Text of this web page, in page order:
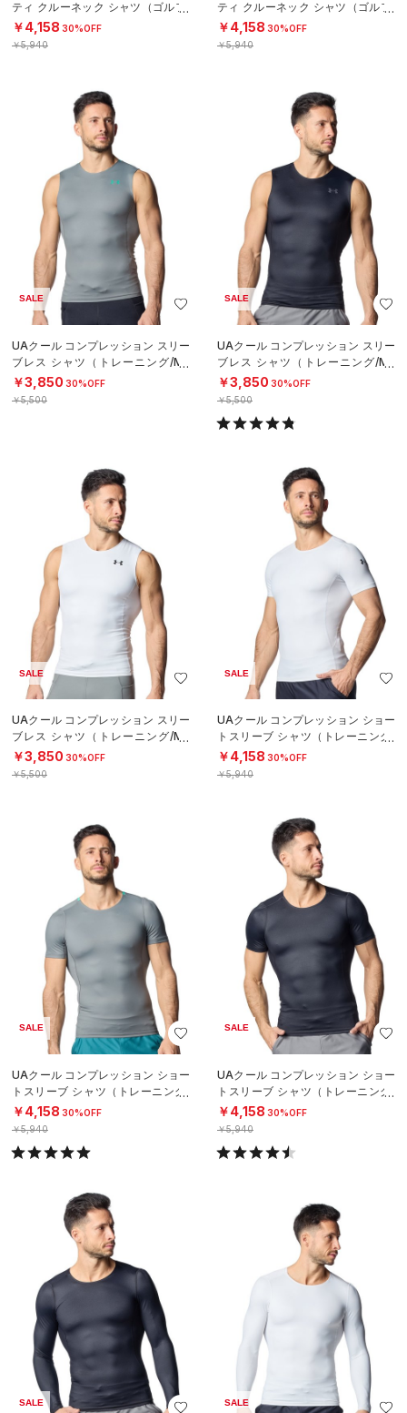
ティ クルーネック シャツ（ゴルフ/
MEN）
￥4,158 30%OFF
￥5,940
ティ クルーネック シャツ（ゴルフ/
MEN）
￥4,158 30%OFF
￥5,940
SALE
UAクール コンプレッション スリー
ブレス シャツ（トレーニング/ME
N）
￥3,850 30%OFF
￥5,500
SALE
UAクール コンプレッション スリー
ブレス シャツ（トレーニング/ME
N）
￥3,850 30%OFF
￥5,500
SALE
UAクール コンプレッション スリー
ブレス シャツ（トレーニング/ME
N）
￥3,850 30%OFF
￥5,500
SALE
UAクール コンプレッション ショー
トスリーブ シャツ（トレーニング/
MEN）
￥4,158 30%OFF
￥5,940
SALE
UAクール コンプレッション ショー
トスリーブ シャツ（トレーニング/
MEN）
￥4,158 30%OFF
￥5,940
SALE
UAクール コンプレッション ショー
トスリーブ シャツ（トレーニング/
MEN）
￥4,158 30%OFF
￥5,940
SALE SALE